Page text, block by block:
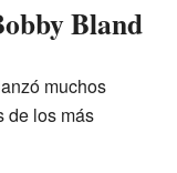
Bland
muchos
de los más